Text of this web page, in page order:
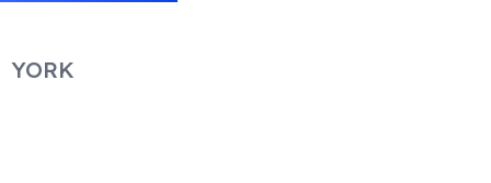
YORK